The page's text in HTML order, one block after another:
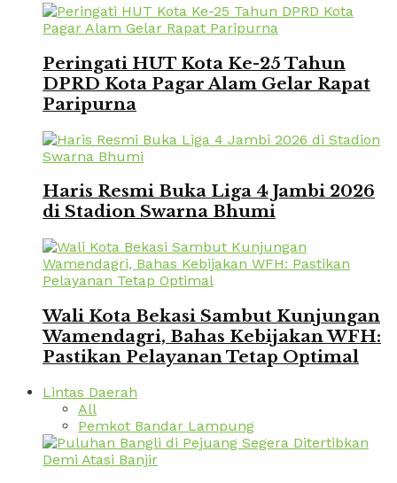
Peringati HUT Kota Ke-25 Tahun
DPRD Kota Pagar Alam Gelar Rapat
Paripurna
Haris Resmi Buka Liga 4 Jambi 2026
di Stadion Swarna Bhumi
Wali Kota Bekasi Sambut Kunjungan
Wamendagri, Bahas Kebijakan WFH:
Pastikan Pelayanan Tetap Optimal
Lintas Daerah
All
Pemkot Bandar Lampung